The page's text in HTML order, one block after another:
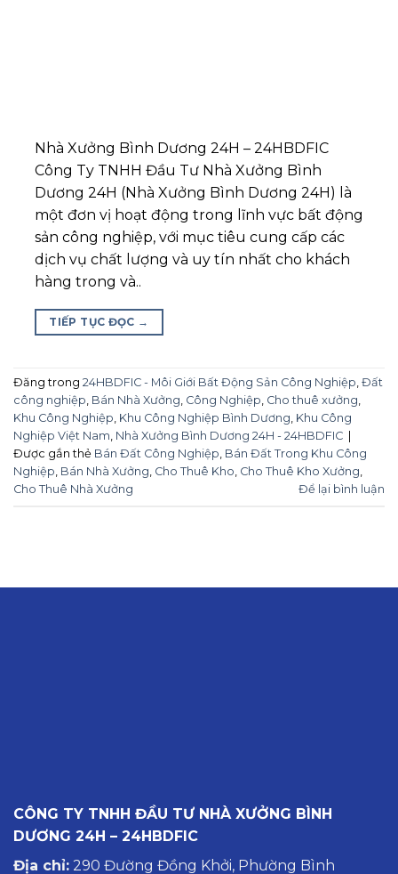
Nhà Xưởng Bình Dương 24H – 24HBDFIC
Công Ty TNHH Đầu Tư Nhà Xưởng Bình
Dương 24H (Nhà Xưởng Bình Dương 24H) là
một đơn vị hoạt động trong lĩnh vực bất động
sản công nghiệp, với mục tiêu cung cấp các
dịch vụ chất lượng và uy tín nhất cho khách
hàng trong và..
TIẾP TỤC ĐỌC →
Đăng trong 24HBDFIC - Môi Giới Bất Động Sản Công Nghiệp, Đất
công nghiệp, Bán Nhà Xưởng, Công Nghiệp, Cho thuê xưởng,
Khu Công Nghiệp, Khu Công Nghiệp Bình Dương, Khu Công
Nghiệp Việt Nam, Nhà Xưởng Bình Dương 24H - 24HBDFIC
Được gắn thẻ Bán Đất Công Nghiệp, Bán Đất Trong Khu Công
Nghiệp, Bán Nhà Xưởng, Cho Thuê Kho, Cho Thuê Kho Xưởng,
Cho Thuê Nhà Xưởng
Để lại bình luận
CÔNG TY TNHH ĐẦU TƯ NHÀ XƯỞNG BÌNH
DƯƠNG 24H – 24HBDFIC
Địa chỉ: 290 Đường Đồng Khởi, Phường Bình